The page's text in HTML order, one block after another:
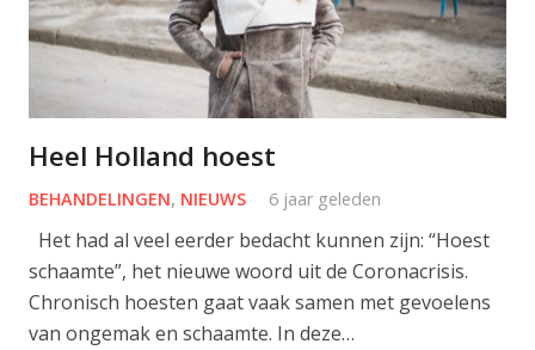
Heel Holland hoest
BEHANDELINGEN, NIEUWS 6 jaar geleden
Het had al veel eerder bedacht kunnen zijn: “Hoest
schaamte”, het nieuwe woord uit de Coronacrisis.
Chronisch hoesten gaat vaak samen met gevoelens
van ongemak en schaamte. In deze…